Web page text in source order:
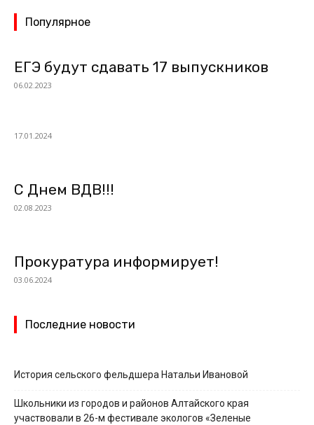
Популярное
ЕГЭ будут сдавать 17 выпускников
06.02.2023
17.01.2024
С Днем ВДВ!!!
02.08.2023
Прокуратура информирует!
03.06.2024
Последние новости
История сельского фельдшера Натальи Ивановой
Школьники из городов и районов Алтайского края
участвовали в 26-м фестивале экологов «Зеленые